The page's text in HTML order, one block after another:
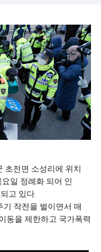
초전면 소성리에 위치
일 정례화 되어 인
고 있다.
작전을 벌이면서 매
동을 제한하고 국가폭력